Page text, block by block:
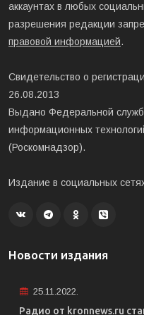
аккаунтах в любых
разрешения редакции
правовой информацией.
Свидетельство о
26.08.2013
Выдано Федеральной
информационных
(Роскомнадзор).
Издание в социальных
Новости издания
25.11.2022.
Радио от kronnews.ru